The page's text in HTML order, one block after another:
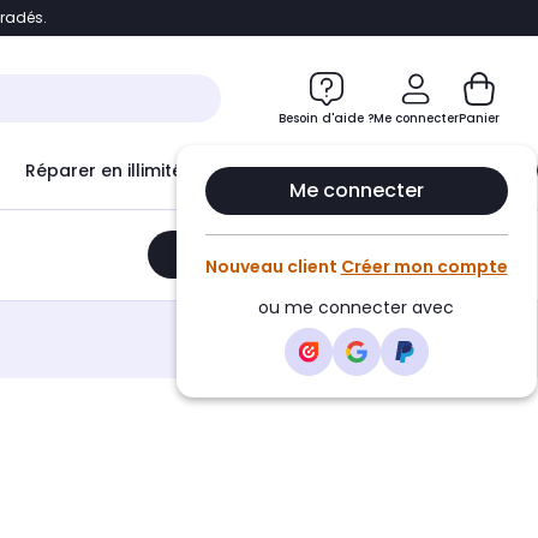
Accéder directement au chatbot
Besoin d'aide ?Me connecter
Me connecter
Nouveau client Créer mon compte
ou me connecter avec
Panier
Réparer en illimité avec Le Club Infinity
Ajouter au panier •